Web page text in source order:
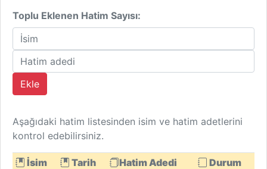
Toplu Eklenen Hatim Sayısı:
Ekle
Aşağıdaki hatim listesinden isim ve hatim adetlerini
kontrol edebilirsiniz.
İsim Tarih Hatim Adedi Durum